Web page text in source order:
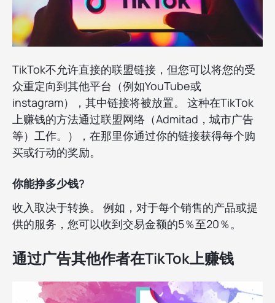
TikTok不允许直接的联盟链接，但您可以将您的受
众重定向到其他平台（例如YouTube或
instagram），其中链接将被放置。 这种在TikTok
上赚钱的方法通过联盟网络（Admitad，城市广告
等）工作。），在那里你通过你的链接获得每个购
买或行动的奖励。
你能挣多少钱?
收入取决于转换。 例如，对于每个销售的产品或提
供的服务，您可以收到交易金额的5％至20％。
通过广告其他作者在TikTok上赚钱